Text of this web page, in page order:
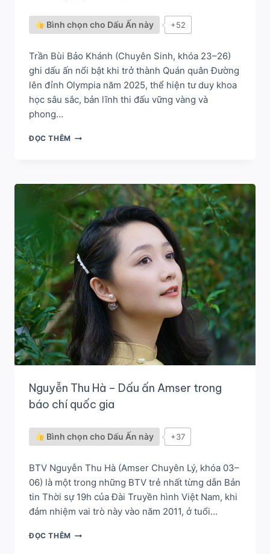
Bình chọn cho Dấu Ấn này +52
Trần Bùi Bảo Khánh (Chuyên Sinh, khóa 23–26)
ghi dấu ấn nổi bật khi trở thành Quán quân Đường
lên đỉnh Olympia năm 2025, thể hiện tư duy khoa
học sâu sắc, bản lĩnh thi đấu vững vàng và
phong…
ĐỌC THÊMTRẦN
–
VÔ
ĐỊCH
ĐƯỜNG
LÊN
ĐỈNH
OLYMPIA
2025
Nguyễn Thu Hà – Dấu ấn Amser trong
báo chí quốc gia
Bình chọn cho Dấu Ấn này +37
BTV Nguyễn Thu Hà (Amser Chuyên Lý, khóa 03–
06) là một trong những BTV trẻ nhất từng dẫn Bản
tin Thời sự 19h của Đài Truyền hình Việt Nam, khi
đảm nhiệm vai trò này vào năm 2011, ở tuổi…
ĐỌC THÊMNGUYỄN